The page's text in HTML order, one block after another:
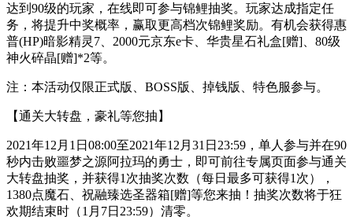
达到90级的玩家，在线即可参与锦鲤抽奖。玩家达成指定任
务，将提升中奖概率，赢取更高档次锦鲤奖励。有机会获得惠
普(HP)暗影精灵7、2000元京东e卡、华贵星石礼盒[赠]、80级
神火碎晶[赠]*2等。
注：本活动仅限正式版、BOSS版、掉钱版、特色服参与。
【通关大转盘，豪礼等您抽】
2021年12月1日08:00至2021年12月31日23:59，单人参与并在90
秒内击败噩梦之源阿拉玛的勇士，即可前往专属页面参与通关
大转盘抽奖，并获得1次抽奖次数（每日最多可获得1次），
1380点魔石、祝融臻选圣器箱[赠]等您来抽！抽奖次数将于狂
欢期结束时（1月7日23:59）清零。